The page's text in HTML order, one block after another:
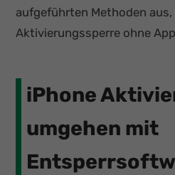
aufgeführten Methoden aus,
Aktivierungssperre ohne
iPhone
umgehen mit